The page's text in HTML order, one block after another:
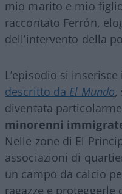
mio marito e mio
raccontato Ferrón,
dell’intervento della
L’episodio si inserisce
descritto da El Mundo,
diventata
minorenni
Nelle zone di El
associazioni di
un campo da calcio
ragazze e proteggerle